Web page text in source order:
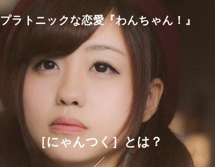
プラトニックな恋愛『わんちゃん！』
［にゃんつく］とは？